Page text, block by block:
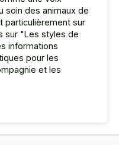
soin des animaux de
particulièrement sur
sur "Les styles de
informations
pour les
et les